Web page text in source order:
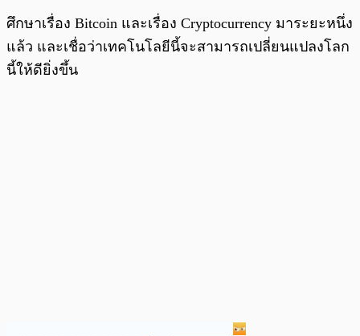
ศึกษาเรื่อง Bitcoin และเรื่อง Cryptocurrency มาระยะหนึ่ง
แล้ว และเชื่อว่าเทคโนโลยีนี้จะสามารถเปลี่ยนแปลงโลก
นี้ให้ดียิ่งขึ้น